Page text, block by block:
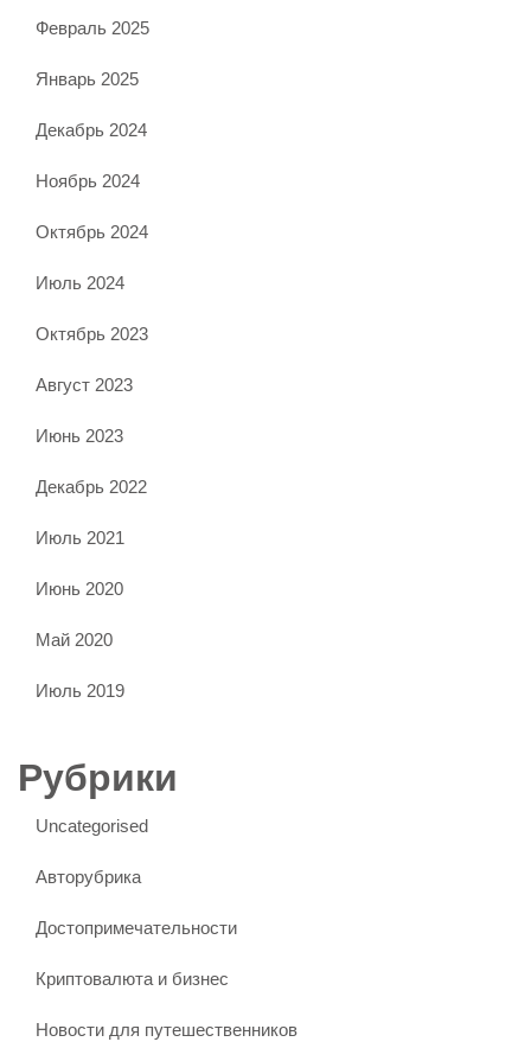
Февраль 2025
Январь 2025
Декабрь 2024
Ноябрь 2024
Октябрь 2024
Июль 2024
Октябрь 2023
Август 2023
Июнь 2023
Декабрь 2022
Июль 2021
Июнь 2020
Май 2020
Июль 2019
Рубрики
Uncategorised
Авторубрика
Достопримечательности
Криптовалюта и бизнес
Новости для путешественников